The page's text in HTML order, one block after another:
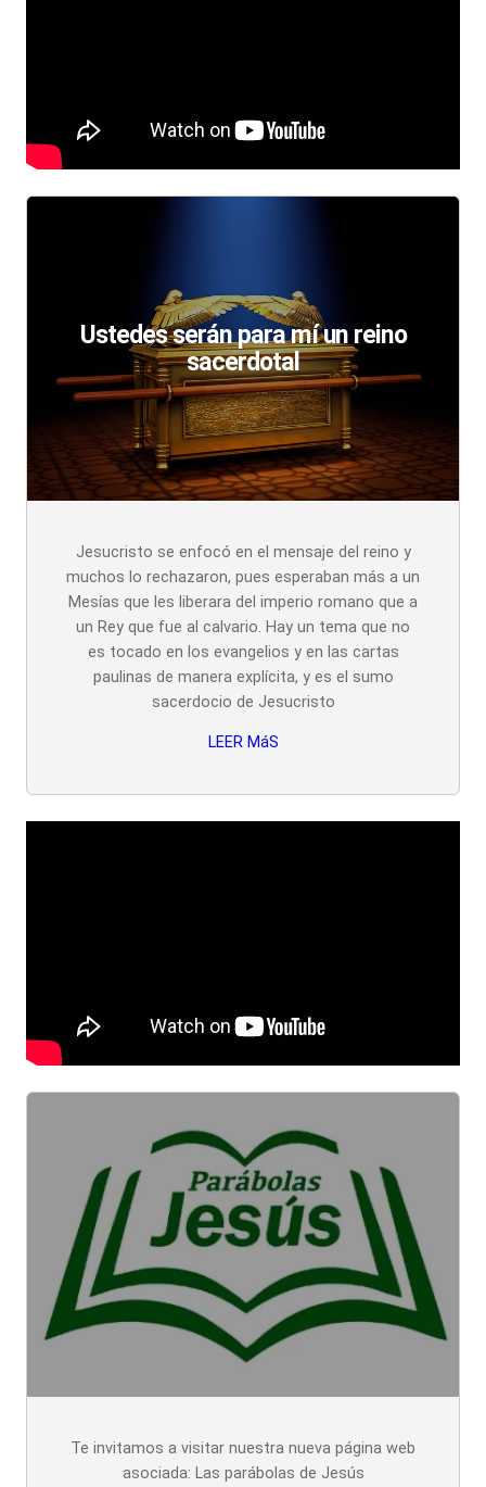
Ustedes serán para mí un reino
sacerdotal
Jesucristo se enfocó en el mensaje del reino y
muchos lo rechazaron, pues esperaban más a un
Mesías que les liberara del imperio romano que a
un Rey que fue al calvario. Hay un tema que no
es tocado en los evangelios y en las cartas
paulinas de manera explícita, y es el sumo
sacerdocio de Jesucristo
LEER MáS
Te invitamos a visitar nuestra nueva página web
asociada: Las parábolas de Jesús